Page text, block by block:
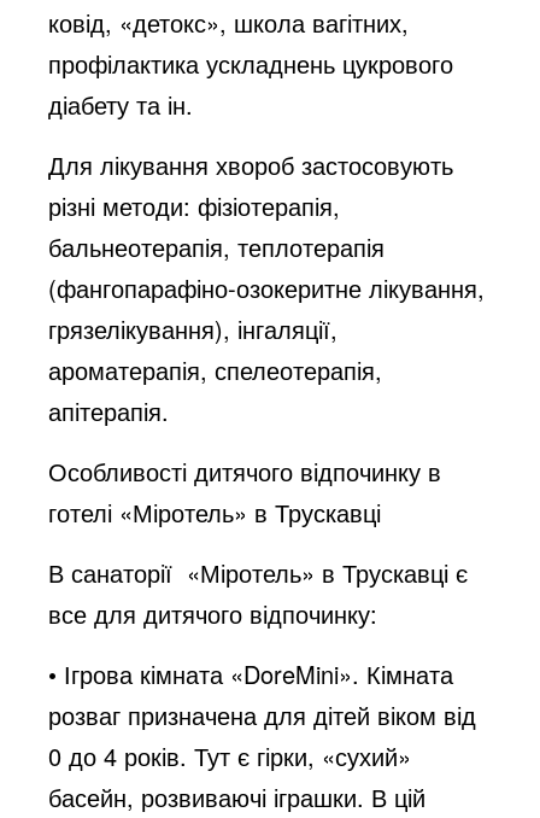
ковід, «детокс», школа вагітних,
профілактика ускладнень цукрового
діабету та ін.
Для лікування хвороб застосовують
різні методи: фізіотерапія,
бальнеотерапія, теплотерапія
(фангопарафіно-озокеритне лікування,
грязелікування), інгаляції,
ароматерапія, спелеотерапія,
апітерапія.
Особливості дитячого відпочинку в
готелі «Міротель» в Трускавці
В санаторії «Міротель» в Трускавці є
все для дитячого відпочинку:
• Ігрова кімната «DoreMini». Кімната
розваг призначена для дітей віком від
0 до 4 років. Тут є гірки, «сухий»
басейн, розвиваючі іграшки. В цій